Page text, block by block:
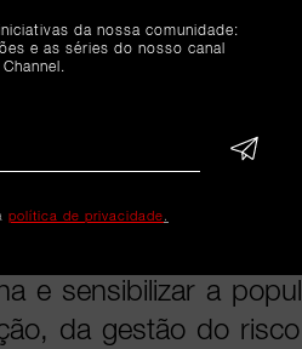
para o
de medidas
Missão Continente irá
do Portugal
de comunicação
e sensibilizar a
da gestão do
da nossa comunidade:
e as séries do nosso canal
política de privacidade.